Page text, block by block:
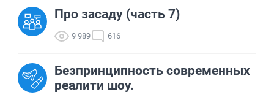
Про засаду (часть 7)
9 989 616
Безпринципность современных
реалити шоу.